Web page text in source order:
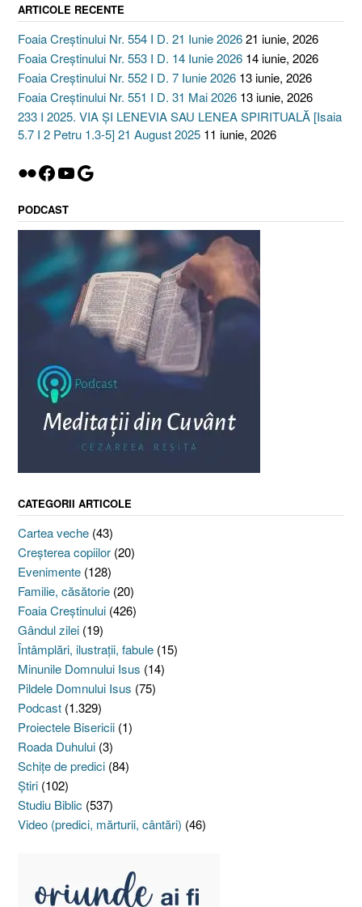
ARTICOLE RECENTE
Foaia Creștinului Nr. 554 I D. 21 Iunie 202621 iunie, 2026
Foaia Creștinului Nr. 553 I D. 14 Iunie 2026 14 iunie, 2026
Foaia Creștinului Nr. 552 I D. 7 Iunie 2026 13 iunie, 2026
Foaia Creștinului Nr. 551 I D. 31 Mai 2026 13 iunie, 2026
233 I 2025. VIA ȘI LENEVIA SAU LENEA SPIRITUALĂ [Isaia
5.7 I 2 Petru 1.3-5] 21 August 2025 11 iunie, 2026
Flickr
Facebook
YouTube
Google
PODCAST
CATEGORII ARTICOLE
Cartea veche (43)
Creşterea copiilor (20)
Evenimente (128)
Familie, căsătorie (20)
Foaia Creştinului (426)
Gândul zilei (19)
Întâmplări, ilustraţii, fabule (15)
Minunile Domnului Isus (14)
Pildele Domnului Isus (75)
Podcast (1.329)
Proiectele Bisericii (1)
Roada Duhului (3)
Schiţe de predici (84)
Ştiri (102)
Studiu Biblic (537)
Video (predici, mărturii, cântări) (46)